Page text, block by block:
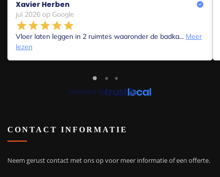
Xavier Herben
jul 2026 op Google
Vloer laten leggen in 2 ruimtes waaronder de badka... Meer
lezen
provided by
CONTACT INFORMATIE
Neem gerust contact met ons op voor meer informatie of een offerte.